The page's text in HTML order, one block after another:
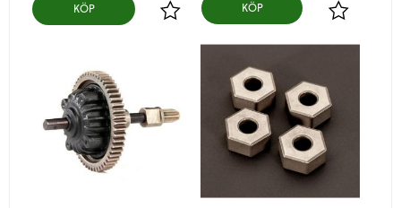
Lägg till i favoriter
KÖP
Lägg till i